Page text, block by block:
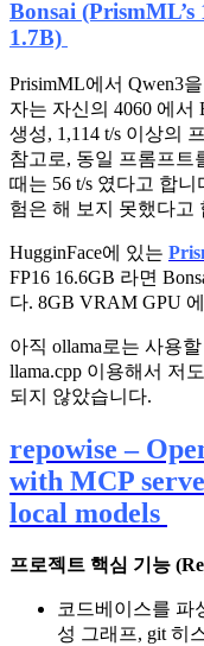
Bonsai
1.7B)
PrisimML에서 Qwen3
자는 자신의 4060 에서
생성, 1,114 t/s 이상의
참고로, 동일 프롬프트
때는 56 t/s 였다고 합
험은 해 보지 못했다고
HugginFace에 있는
FP16 16.6GB 라면
다. 8GB VRAM GPU
아직 ollama로는 사용
llama.cpp 이용해서 저
되지 않았습니다.
repowise –
with MCP
local models
프로젝트 핵심 기능
코드베이스를 파
성 그래프, git 히